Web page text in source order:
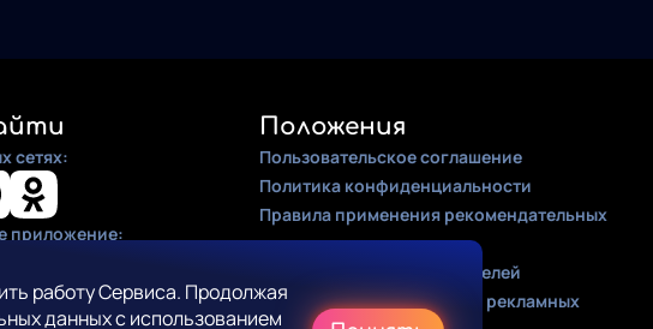
работу Сервиса. Продолжая
данных с использованием
сетях:
приложение:
Положения
Пользовательское соглашение
Политика конфиденциальности
Правила применения рекомендательных
алгоритмов
Оферта для правообладателей
Соглашение на получение рекламных